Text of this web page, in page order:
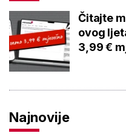
Čitajte
ovog
3,99 €
Najnovije